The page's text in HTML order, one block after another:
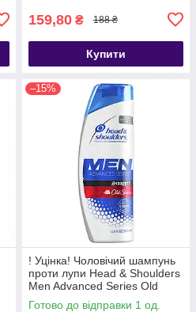
159,80 ₴ 188 ₴
Купити
–15%
! Уцінка! Чоловічий шампунь
проти лупи Head & Shoulders
Men Advanced Series Old
Spice Swagger 370 мл (США)
Готово до відправки 1 од.